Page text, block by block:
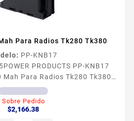
Para Radios Tk280 Tk380
PP-KNB17
POWER PRODUCTS PP-KNB17
Radios Tk280 Tk380
mAh para Radios Kenwood
TK380 TK390 TK480 TK490
con los más rigurosos
Sobre Pedido
$2,166.38Precio